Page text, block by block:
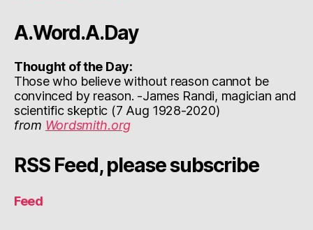
A.Word.A.Day
Thought of the Day:
Those who believe without reason cannot be
convinced by reason. -James Randi, magician and
scientific skeptic (7 Aug 1928-2020)
from Wordsmith.org
RSS Feed, please subscribe
Feed